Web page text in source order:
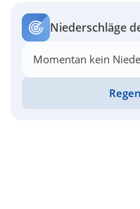
Niederschläge
Momentan kein